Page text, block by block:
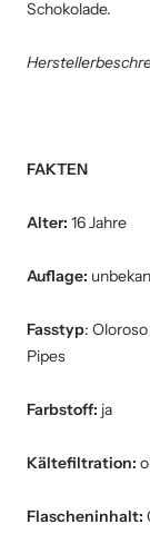
Schokolade.
FAKTEN
Alter: 16 Jahre
Auflage:
Fasstyp:
Pipes
Farbstoff: ja
Kältefiltration:
Flascheninhalt: